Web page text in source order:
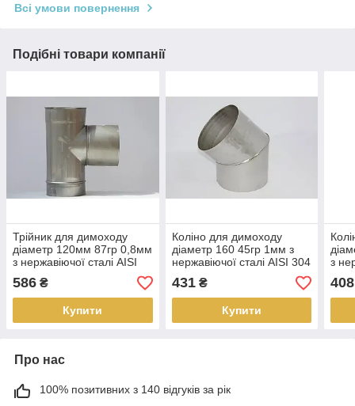
Всі умови повернення
Подібні товари компанії
Трійник для димоходу
діаметр 120мм 87гр 0,8мм
з нержавіючої сталі AISI
304
586 ₴
Купити
Коліно для димоходу
діаметр 160 45гр 1мм з
нержавіючої сталі AISI 304
431₴
Купити
з
304
408
Про нас
100% позитивних з 140 відгуків за рік